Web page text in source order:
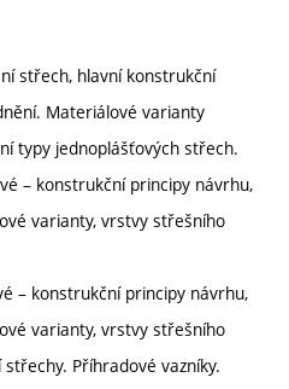
střech, hlavní konstrukční
Materiálové varianty
typy jednoplášťových střech.
– konstrukční principy návrhu,
varianty, vrstvy střešního
– konstrukční principy návrhu,
varianty, vrstvy střešního
Příhradové vazníky.